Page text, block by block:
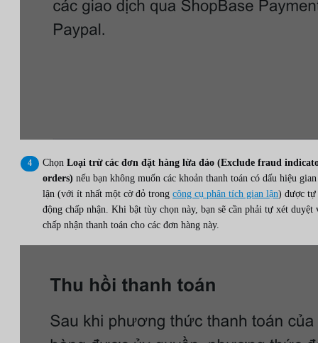
Chọn Loại trừ các đơn đặt hàng lừa đảo (Exclude fraud
orders) nếu bạn không muốn các khoản thanh toán có dấu hiệu gian
lận (với ít nhất một cờ đỏ trong công cụ phân tích gian lận) được tự
động chấp nhận. Khi bật tùy chọn này, bạn sẽ cần phải tự xét duyệt
chấp nhận thanh toán cho các đơn hàng này.